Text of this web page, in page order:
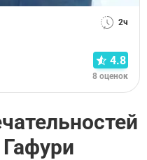
2ч
4.8
8 оценок